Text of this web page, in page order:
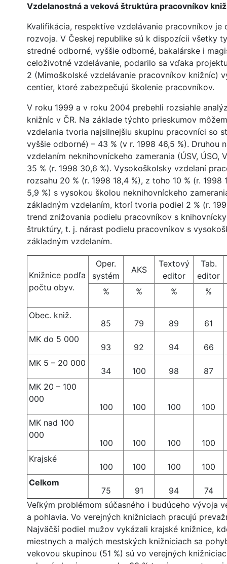
Vzdelanostná a veková štruktúra pracovníkov
Kvalifikácia, respektíve vzdelávanie pracovníkov
rozvoja. V Českej republike sú k dispozícii všetky
stredné odborné, vyššie odborné, bakalárske i
celoživotné vzdelávanie, podarilo sa vďaka
2 (Mimoškolské vzdelávanie pracovníkov knižníc)
centier, ktoré zabezpečujú školenie pracovníkov.
V roku 1999 a v roku 2004 prebehli rozsiahle
knižníc v ČR. Na základe týchto prieskumov
vzdelania tvoria najsilnejšiu skupinu pracovníci so
vyššie odborné) – 43 % (v r. 1998 46,5 %).
vzdelaním neknihovníckeho zamerania (ÚSV,
35 % (r. 1998 30,6 %). Vysokoškolsky vzdelaní
rozsahu 20 % (r. 1998 18,4 %), z toho 10 % (r.
5,9 %) s vysokou školou neknihovníckeho
základným vzdelaním, ktorí tvoria podiel 2 % (r.
trend znižovania podielu pracovníkov s
štruktúry, t. j. nárast podielu pracovníkov s
základným vzdelaním.
Knižnice podľa
počtu obyv.
Oper.
systém
AKS
Textový
editor
Tab.
editor
%
% % %
Obec. kniž.
85
79 89
61
MK do 5 000
93
92 94
66
MK 5 – 20 000
34
100 98
87
MK 20 – 100
000
100
100 100
100
MK nad 100
000
100
100 100
100
Krajské
100
100 100
100
Celkom
75
91 94
74
Veľkým problémom súčasného i budúceho vývoja
a pohlavia. Vo verejných knižniciach pracujú
Najväčší podiel mužov vykázali krajské knižnice,
miestnych a malých mestských knižniciach sa
vekovou skupinou (51 %) sú vo verejných